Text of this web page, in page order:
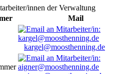
innen der Verwaltung
Mail
kargel@moosthenning.de